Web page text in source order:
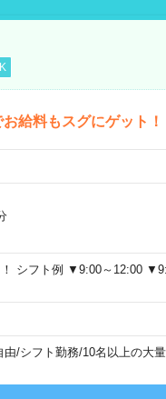
給料もスグにゲット！
！ シフト例 ▼9:00～12:00
由/シフト勤務/10名以上の大